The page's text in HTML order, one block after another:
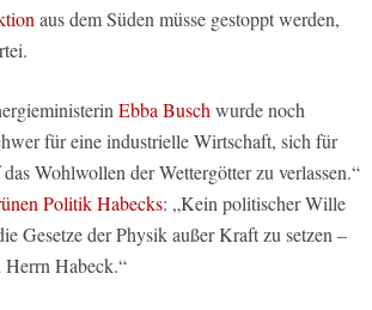
aus dem Süden müsse gestoppt werden,
Ebba Busch wurde noch
für eine industrielle Wirtschaft, sich für
Wohlwollen der Wettergötter zu verlassen.“
Politik Habecks: „Kein politischer Wille
Gesetze der Physik außer Kraft zu setzen –
Habeck.“